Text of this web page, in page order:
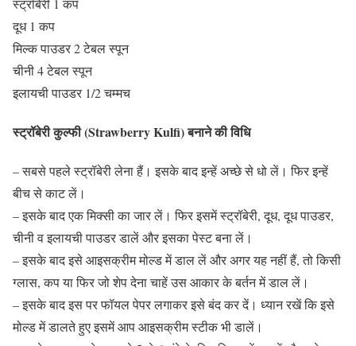
दूध 1 कप
मिल्क पाउडर 2 टेबल स्पून
चीनी 4 टेबल स्पून
इलायची पाउडर 1/2 चम्मच
स्ट्रॉबेरी कुल्फी (Strawberry Kulfi) बनाने की विधि
– सबसे पहले स्ट्रॉबेरी लेना हैं। इसके बाद इन्हें अच्छे से धो लें। फिर इन्हें
बीच से काट लें।
– इसके बाद एक मिक्सी का जार लें। फिर इसमें स्ट्रॉबेरी, दूध, दूध पाउडर,
चीनी व इलायची पाउडर डालें और इसका पेस्ट बना लें।
– इसके बाद इसे आइसक्रीम मोल्ड में डाल लें और अगर यह नहीं हैं, तो किसी
ग्लास, कप या फिर जो शेप देना चाहें उस आकार के बर्तन में डाल लें।
– इसके बाद इस पर फॉयल पेपर लगाकर इसे बंद कर दें। ध्यान रखें कि इसे
मोल्ड में डालते हुए इसमें आप आइसक्रीम स्टीक भी डालें।